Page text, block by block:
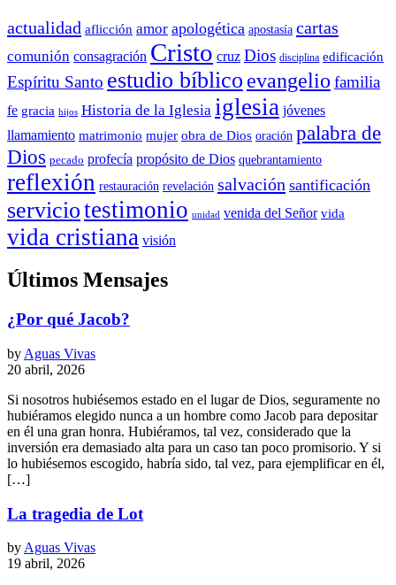
actualidad aflicción amor apologética apostasía cartas
comunión consagración Cristo cruz Dios disciplina edificación
Espíritu Santo estudio bíblico evangelio familia
fe gracia hijos Historia de la Iglesia iglesia jóvenes
llamamiento matrimonio mujer obra de Dios oración palabra de
Dios pecado profecía propósito de Dios quebrantamiento
reflexión restauración revelación salvación santificación
serviciotestimonio unidad venida del Señor vida
vida cristiana visión
Últimos Mensajes
¿Por qué Jacob?
by Aguas Vivas
20 abril, 2026
Si nosotros hubiésemos estado en el lugar de Dios, seguramente no
hubiéramos elegido nunca a un hombre como Jacob para depositar
en él una gran honra. Hubiéramos, tal vez, considerado que la
inversión era demasiado alta para un caso tan poco promisorio. Y si
lo hubiésemos escogido, habría sido, tal vez, para ejemplificar en él,
[…]
La tragedia de Lot
byAguas Vivas
19 abril, 2026